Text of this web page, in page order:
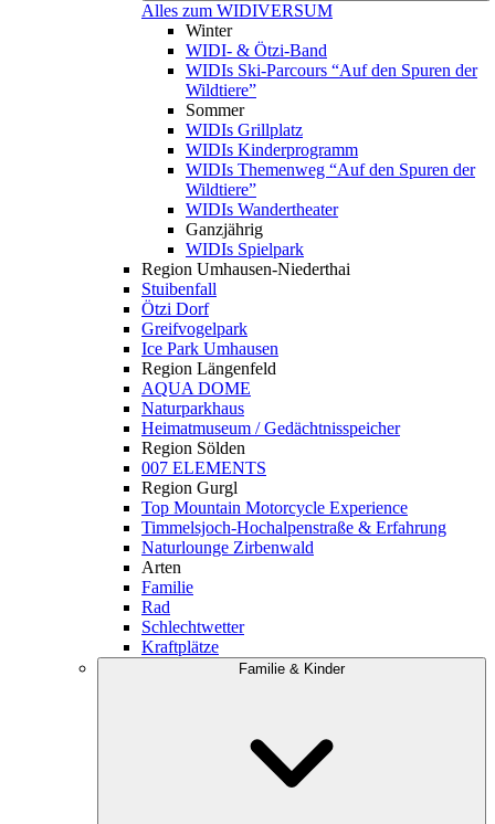
Alles zum WIDIVERSUM
Winter
WIDI- & Ötzi-Band
WIDIs Ski-Parcours “Auf den Spuren der
Wildtiere”
Sommer
WIDIs Grillplatz
WIDIs Kinderprogramm
WIDIs Themenweg “Auf den Spuren der
Wildtiere”
WIDIs Wandertheater
Ganzjährig
WIDIs Spielpark
Region Umhausen-Niederthai
Stuibenfall
Ötzi Dorf
Greifvogelpark
Ice Park Umhausen
Region Längenfeld
AQUA DOME
Naturparkhaus
Heimatmuseum / Gedächtnisspeicher
Region Sölden
007 ELEMENTS
Region Gurgl
Top Mountain Motorcycle Experience
Timmelsjoch-Hochalpenstraße & Erfahrung
Naturlounge Zirbenwald
Arten
Familie
Rad
Schlechtwetter
Kraftplätze
Familie & Kinder